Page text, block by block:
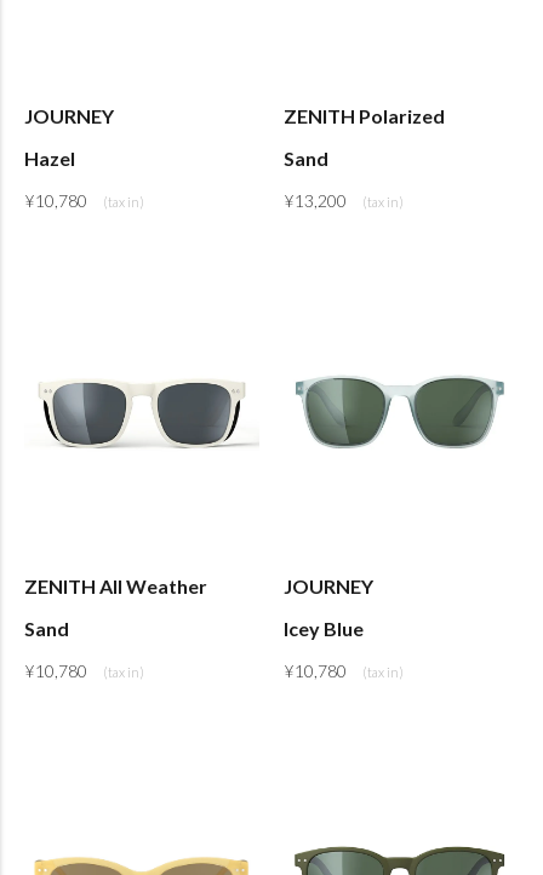
JOURNEY
Hazel
¥10,780
ZENITH Polarized
Sand
¥13,200
ZENITH All Weather
Sand
¥10,780
JOURNEY
Icey Blue
¥10,780